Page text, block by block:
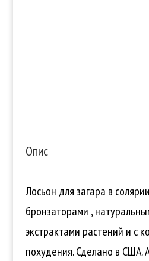
Опис
Лосьон для загара в
бронзаторами ,
экстрактами растений и с
похудения. Сделано в США.